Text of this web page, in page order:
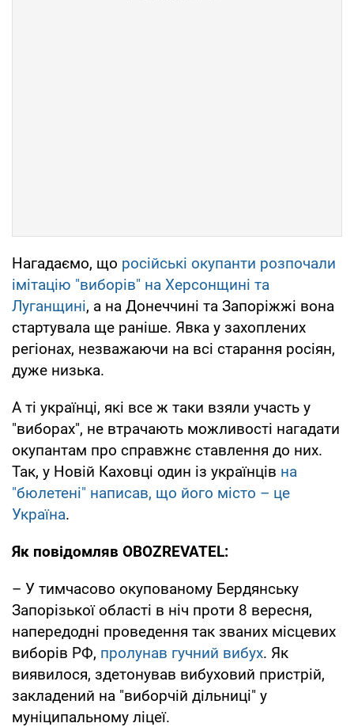
Нагадаємо, що російські окупанти розпочали
імітацію "виборів" на Херсонщині та
Луганщині, а на Донеччині та Запоріжжі вона
стартувала ще раніше. Явка у захоплених
регіонах, незважаючи на всі старання росіян,
дуже низька.
А ті українці, які все ж таки взяли участь у
"виборах", не втрачають можливості нагадати
окупантам про справжнє ставлення до них.
Так, у Новій Каховці один із українців на
"бюлетені" написав, що його місто – це
Україна.
Як повідомляв OBOZREVATEL:
– У тимчасово окупованому Бердянську
Запорізької області в ніч проти 8 вересня,
напередодні проведення так званих місцевих
виборів РФ, пролунав гучний вибух. Як
виявилося, здетонував вибуховий пристрій,
закладений на "виборчій дільниці" у
муніципальному ліцеї.